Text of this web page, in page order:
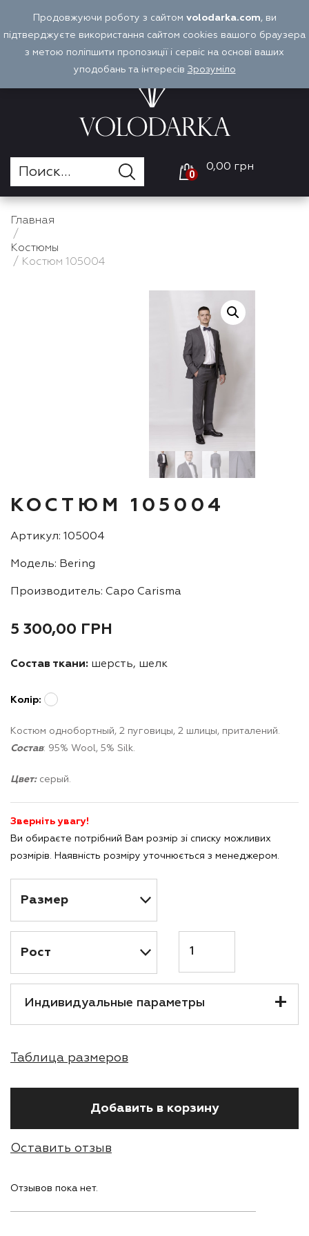
содержимому
RU
Войти
Оплата и доставка
0
0,00 грн
Главная
/
Костюмы
/ Костюм 105004
КОСТЮМ 105004
Артикул: 105004
Модель: Bering
Производитель: Capo Carisma
5 300,00 ГРН
Состав ткани: шерсть, шелк
Колір:
Костюм однобортный, 2 пуговицы, 2 шлицы, приталений.
Состав: 95% Wool, 5% Silk.
Цвет: серый.
Зверніть увагу!
Ви обираєте потрібний Вам розмір зі списку можливих
розмірів. Наявність розміру уточнюється з менеджером.
Индивидуальные параметры
Таблица размеров
Добавить в корзину
Оставить отзыв
Отзывов пока нет.
Продовжуючи роботу з сайтом volodarka.com, ви
підтверджуєте використання сайтом cookies вашого браузера
з метою поліпшити пропозиції і сервіс на основі ваших
уподобань та інтересів Зрозуміло